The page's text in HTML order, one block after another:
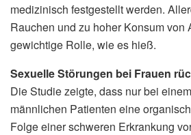
medizinisch festgestellt werden.
Rauchen und zu hoher Konsum von
gewichtige Rolle, wie es hieß.
Sexuelle Störungen bei Frauen
Die Studie zeigte, dass nur bei
männlichen Patienten eine
Folge einer schweren Erkrankung